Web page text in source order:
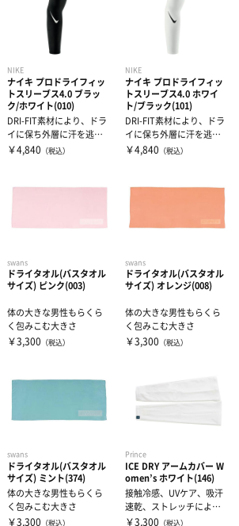
NIKE
ナイキ プロドライフィッ
トスリーブス4.0 ブラッ
ク/ホワイト(010)
DRI-FIT素材により、ドラ
イに保ち外層に汗を逃
す。ゴムバンド部分が快
￥4,840 （税込）
NIKE
ナイキ プロドライフィッ
トスリーブス4.0 ホワイ
ト/ブラック(101)
DRI-FIT素材により、ドラ
イに保ち外層に汗を逃
す。ゴムバンド部分が快
￥4,840 （税込）
swans
ドライタオル(バスタオル
サイズ) ピンク(003)
体の大きな男性もらくら
く包みこむ大きさ
￥3,300 （税込）
swans
ドライタオル(バスタオル
サイズ) オレンジ(008)
体の大きな男性もらくら
く包みこむ大きさ
￥3,300 （税込）
swans
ドライタオル(バスタオル
サイズ) ミント(374)
体の大きな男性もらくら
く包みこむ大きさ
￥3,300 （税込）
Prince
ICE DRY アームカバー W
omen’s ホワイト(146)
接触冷感、UVケア、吸汗
速乾、ストレッチにより
ストレスを軽減。手首か
￥3,300 （税込）